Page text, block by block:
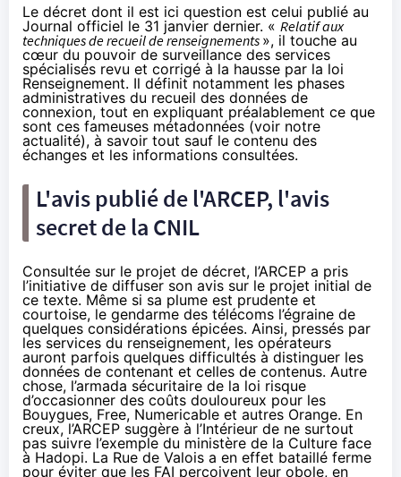
Le décret dont il est ici question est celui publié au
Journal officiel le 31 janvier dernier. « Relatif aux
techniques de recueil de renseignements », il touche au
cœur du pouvoir de surveillance des services
spécialisés revu et corrigé à la hausse par la loi
Renseignement. Il définit notamment les phases
administratives du recueil des données de
connexion, tout en expliquant préalablement ce que
sont ces fameuses métadonnées (voir notre
actualité), à savoir tout sauf le contenu des
échanges et les informations consultées.
L'avis publié de l'ARCEP, l'avis
secret de la CNIL
Consultée sur le projet de décret, l’ARCEP a pris
l’initiative de diffuser son avis sur le projet initial de
ce texte. Même si sa plume est prudente et
courtoise, le gendarme des télécoms l’égraine de
quelques considérations épicées. Ainsi, pressés par
les services du renseignement, les opérateurs
auront parfois quelques difficultés à distinguer les
données de contenant et celles de contenus. Autre
chose, l’armada sécuritaire de la loi risque
d’occasionner des coûts douloureux pour les
Bouygues, Free, Numericable et autres Orange. En
creux, l’ARCEP suggère à l’Intérieur de ne surtout
pas suivre l’exemple du ministère de la Culture face
à Hadopi. La Rue de Valois a en effet bataillé ferme
pour éviter que les FAI perçoivent leur obole, en